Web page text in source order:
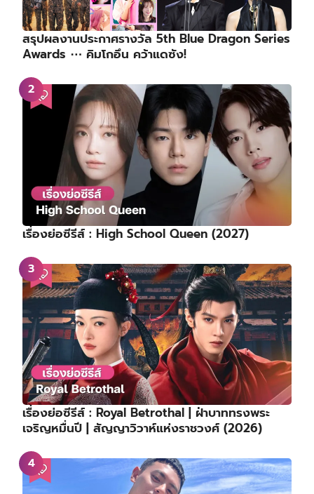
สรุปผลงานประกาศรางวัล 5th Blue Dragon Series
Awards ⋯ คิมโกอึน คว้าแดซัง!
เรื่องย่อซีรีส์ : High School Queen (2027)
เรื่องย่อซีรีส์ : Royal Betrothal | ฝ่าบาททรงพระ
เจริญหมื่นปี | สัญญาวิวาห์แห่งราชวงศ์ (2026)